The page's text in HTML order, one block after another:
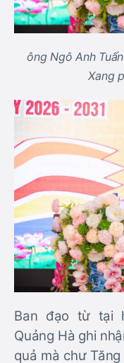
ông Ngô Anh
Xang
Ban đạo từ tại
Quảng Hà ghi
quả mà chư